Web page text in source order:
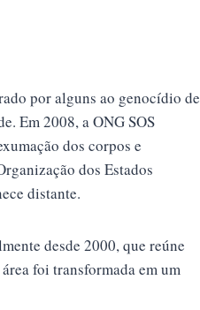
por alguns ao genocídio de
Em 2008, a ONG SOS
dos corpos e
dos Estados
distante.
desde 2000, que reúne
foi transformada em um